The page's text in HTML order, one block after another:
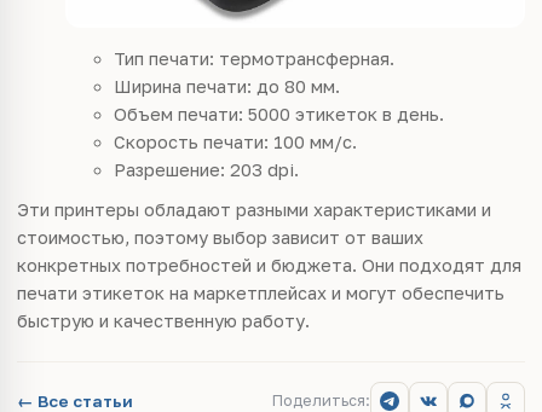
Тип печати: термотрансферная.
Ширина печати: до 80 мм.
Объем печати: 5000 этикеток в день.
Скорость печати: 100 мм/с.
Разрешение: 203 dpi.
Эти принтеры обладают разными характеристиками и
стоимостью, поэтому выбор зависит от ваших
конкретных потребностей и бюджета. Они подходят для
печати этикеток на маркетплейсах и могут обеспечить
быструю и качественную работу.
← Все статьи Поделиться: